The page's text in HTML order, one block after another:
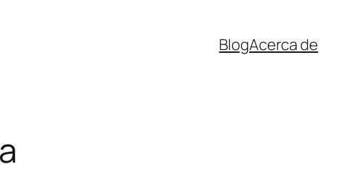
BlogAcerca de